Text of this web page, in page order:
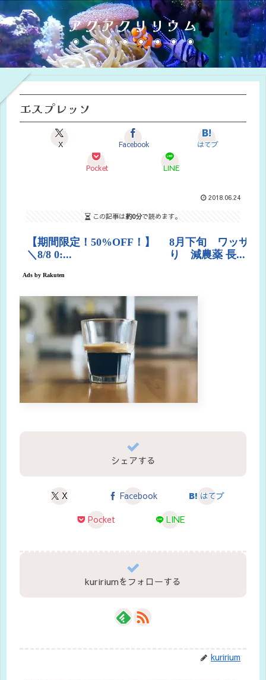
アクアクリリウム
エスプレッソ
X Facebook はてブ
Pocket LINE
2018.06.24
この記事は約0分で読めます。
シェアする
X Facebook
はてブ
Pocket
LINE
kuririumをフォローする
kuririum